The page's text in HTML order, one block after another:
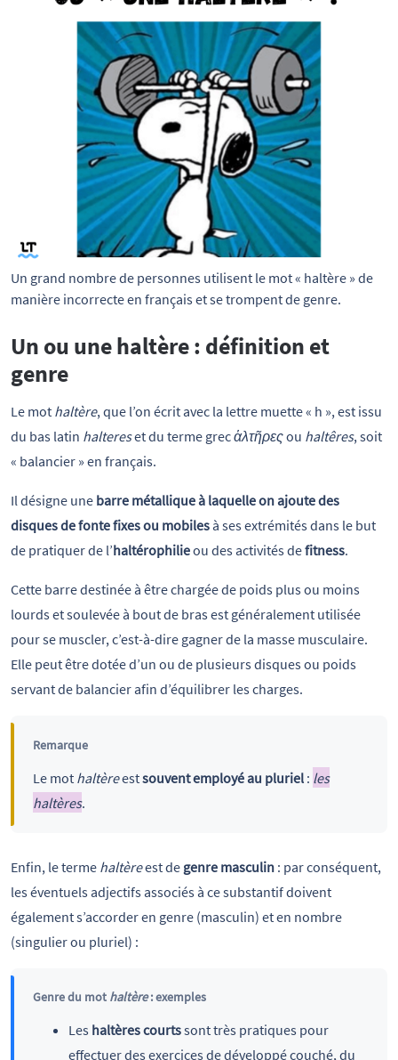
Un grand nombre de personnes utilisent le mot « haltère » de
manière incorrecte en français et se trompent de genre.
Un ou une haltère : définition et
genre
Le mot haltère, que l’on écrit avec la lettre muette « h », est issu
du bas latin haltereset du terme grecἁλτῆρεςou haltêres, soit
« balancier » en français.
Il désigne une barre métallique à laquelle on ajoute des
disques de fonte fixes ou mobilesà ses extrémités dans le but
de pratiquer de l’haltérophilieou des activités defitness.
Cette barre destinée à être chargée de poids plus ou moins
lourds et soulevée à bout de bras est généralement utilisée
pour se muscler, c’est-à-dire gagner de la masse musculaire.
Elle peut être dotée d’un ou de plusieurs disques ou poids
servant de balancier afin d’équilibrer les charges.
Remarque
Le mot haltèreestsouvent employé au pluriel: les
haltères.
Enfin, le terme haltèreest de genre masculin : par conséquent,
les éventuels adjectifs associés à ce substantif doivent
également s’accorder en genre (masculin) et en nombre
(singulier ou pluriel) :
Genre du mot haltère: exemples
Les haltèrescourtssont très pratiques pour
effectuer des exercices de développé couché, du